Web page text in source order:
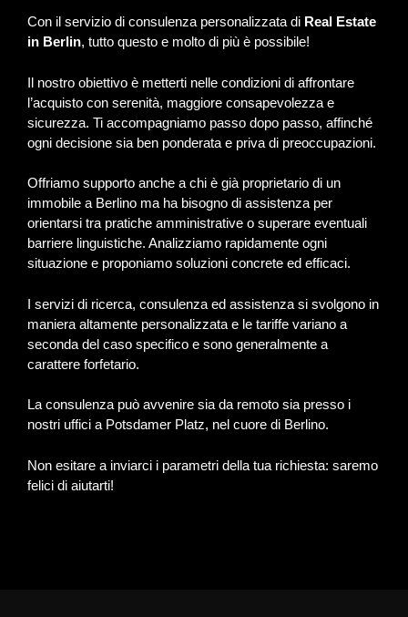
Con il servizio di consulenza personalizzata di Real Estate
in Berlin, tutto questo e molto di più è possibile!
Il nostro obiettivo è metterti nelle condizioni di affrontare
l’acquisto con serenità, maggiore consapevolezza e
sicurezza. Ti accompagniamo passo dopo passo, affinché
ogni decisione sia ben ponderata e priva di preoccupazioni.
Offriamo supporto anche a chi è già proprietario di un
immobile a Berlino ma ha bisogno di assistenza per
orientarsi tra pratiche amministrative o superare eventuali
barriere linguistiche. Analizziamo rapidamente ogni
situazione e proponiamo soluzioni concrete ed efficaci.
I servizi di ricerca, consulenza ed assistenza si svolgono in
maniera altamente personalizzata e le tariffe variano a
seconda del caso specifico e sono generalmente a
carattere forfetario.
La consulenza può avvenire sia da remoto sia presso i
nostri uffici a Potsdamer Platz, nel cuore di Berlino.
Non esitare a inviarci i parametri della tua richiesta: saremo
felici di aiutarti!